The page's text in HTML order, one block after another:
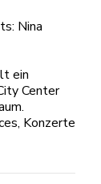
Nina
ein
Center
Konzerte